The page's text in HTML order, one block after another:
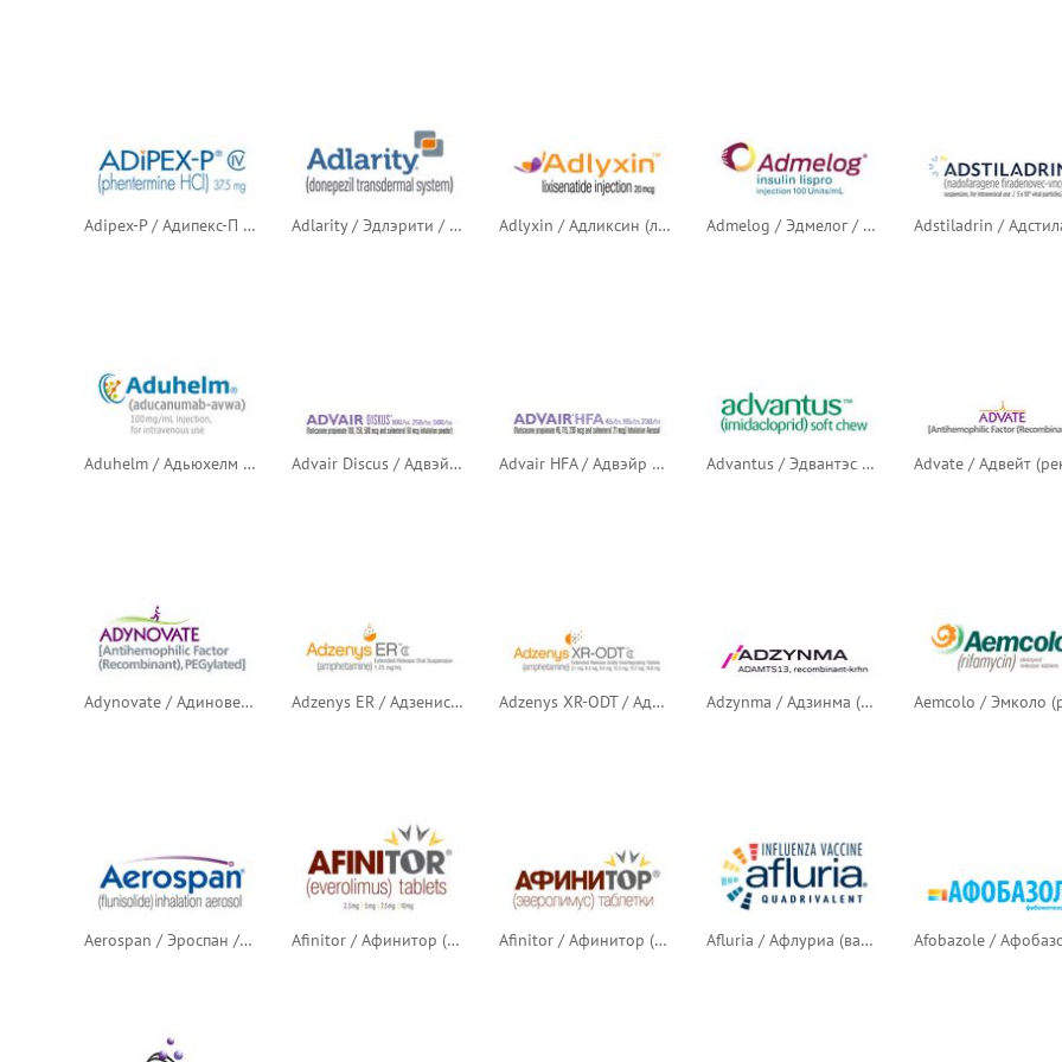
Adipex-P / Адипекс-П (фентермин) Adlarity / Эдлэрити / Адларити (донепезил) Adlyxin / Адликсин (ликсисенатид) Admelog / Эдмелог / Адмелог (инсулин лизпро)
Aduhelm / Адьюхелм / Адухелм (адуканумаб) Advair Discus / Адвэйр Дискус / Серетид (флутиказона пропионат + салметерол) Advair HFA / Адвэйр HFA / Серетид (флутиказона пропионат + салметерол) Advantus / Эдвантэс / Адвантус (имидаклоприд)
Adynovate / Адиновейт / Аденовейт (пэгилированный рекомбинантный антигемофильный фактор) Adzenys ER / Адзенис ER (амфетамин продлённого действия) Adzenys XR-ODT / Адзенис XR-ODT (амфетамин продлённого действия) Adzynma / Адзинма (ADAMTS13)
Aerospan / Эроспан / Аэроспан (флунизолид) Afinitor / Афинитор (эверолимус) Afinitor / Афинитор (эверолимус) — русский логотип Afluria / Афлуриа (вакцина против гриппа)